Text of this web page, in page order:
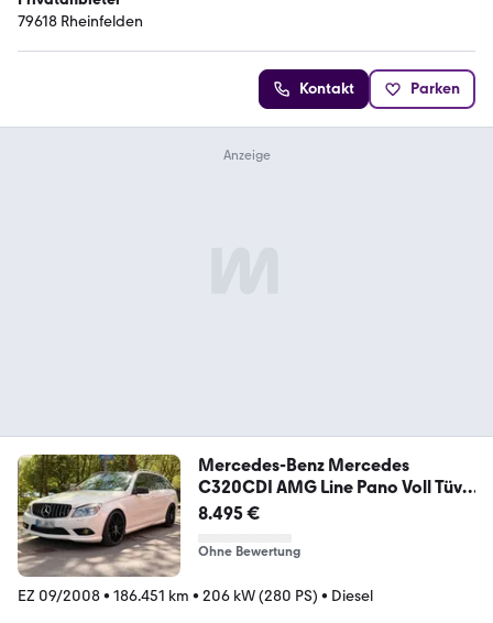
79618 Rheinfelden
Kontakt Parken
Mercedes-Benz Mercedes
C320CDI AMG Line Pano Voll Tüv
Ne...
8.495 €
Ohne Bewertung
EZ 09/2008• 186.451 km • 206 kW (280 PS) • Diesel